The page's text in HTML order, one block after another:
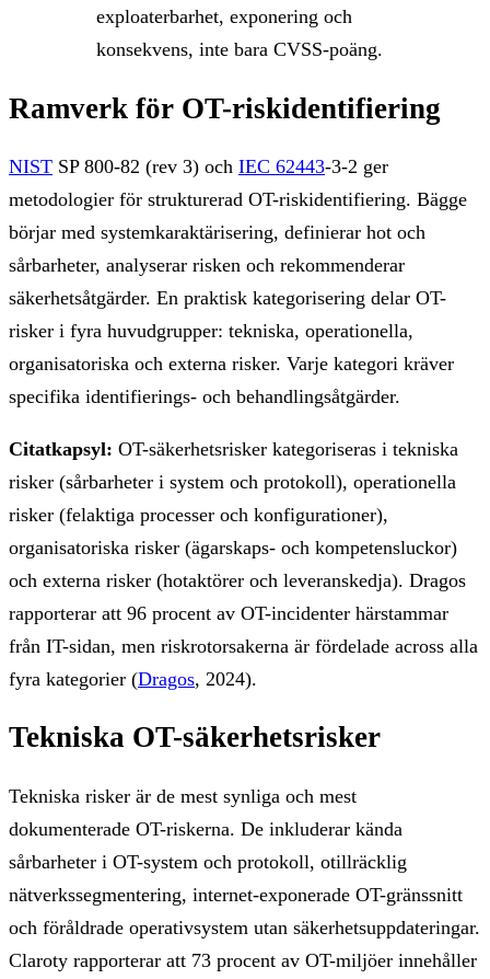
exploaterbarhet, exponering och
konsekvens, inte bara CVSS-poäng.
Ramverk för OT-riskidentifiering
NIST SP 800-82 (rev 3) och IEC 62443-3-2 ger
metodologier för strukturerad OT-riskidentifiering. Bägge
börjar med systemkaraktärisering, definierar hot och
sårbarheter, analyserar risken och rekommenderar
säkerhetsåtgärder. En praktisk kategorisering delar OT-
risker i fyra huvudgrupper: tekniska, operationella,
organisatoriska och externa risker. Varje kategori kräver
specifika identifierings- och behandlingsåtgärder.
Citatkapsyl: OT-säkerhetsrisker kategoriseras i tekniska
risker (sårbarheter i system och protokoll), operationella
risker (felaktiga processer och konfigurationer),
organisatoriska risker (ägarskaps- och kompetensluckor)
och externa risker (hotaktörer och leveranskedja). Dragos
rapporterar att 96 procent av OT-incidenter härstammar
från IT-sidan, men riskrotorsakerna är fördelade across alla
fyra kategorier (Dragos, 2024).
Tekniska OT-säkerhetsrisker
Tekniska risker är de mest synliga och mest
dokumenterade OT-riskerna. De inkluderar kända
sårbarheter i OT-system och protokoll, otillräcklig
nätverkssegmentering, internet-exponerade OT-gränssnitt
och föråldrade operativsystem utan säkerhetsuppdateringar.
Claroty rapporterar att 73 procent av OT-miljöer innehåller